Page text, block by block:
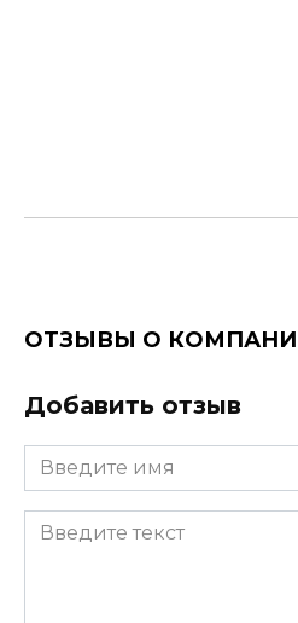
ОТЗЫВЫ О
Добавить отзыв